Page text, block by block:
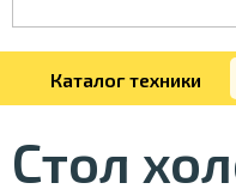
Каталог техники
Стол